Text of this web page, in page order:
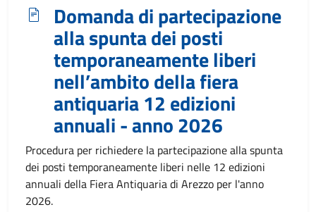
Domanda di partecipazione
alla spunta dei posti
temporaneamente liberi
nell’ambito della fiera
antiquaria 12 edizioni
annuali - anno 2026
Procedura per richiedere la partecipazione alla spunta
dei posti temporaneamente liberi nelle 12 edizioni
annuali della Fiera Antiquaria di Arezzo per l'anno
2026.